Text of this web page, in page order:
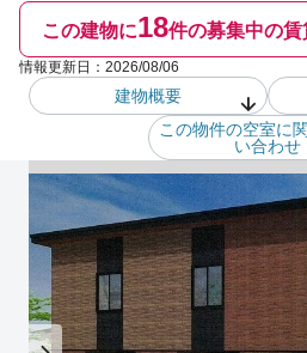
この建物に18件の募集中の
情報更新日： 2026/08/06
建物概要
この物件の空室に
い合わせ